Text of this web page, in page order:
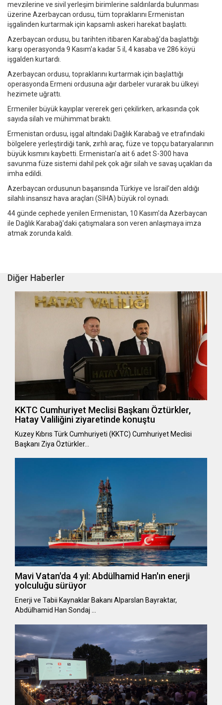
mevzilerine ve sivil yerleşim birimlerine saldırılarda bulunması
üzerine Azerbaycan ordusu, tüm topraklarını Ermenistan
işgalinden kurtarmak için kapsamlı askeri harekat başlattı.
Azerbaycan ordusu, bu tarihten itibaren Karabağ'da başlattığı
karşı operasyonda 9 Kasım'a kadar 5 il, 4 kasaba ve 286 köyü
işgalden kurtardı.
Azerbaycan ordusu, topraklarını kurtarmak için başlattığı
operasyonda Ermeni ordusuna ağır darbeler vurarak bu ülkeyi
hezimete uğrattı.
Ermeniler büyük kayıplar vererek geri çekilirken, arkasında çok
sayıda silah ve mühimmat bıraktı.
Ermenistan ordusu, işgal altındaki Dağlık Karabağ ve etrafındaki
bölgelere yerleştirdiği tank, zırhlı araç, füze ve topçu bataryalarının
büyük kısmını kaybetti. Ermenistan'a ait 6 adet S-300 hava
savunma füze sistemi dahil pek çok ağır silah ve savaş uçakları da
imha edildi.
Azerbaycan ordusunun başarısında Türkiye ve İsrail'den aldığı
silahlı insansız hava araçları (SİHA) büyük rol oynadı.
44 günde cephede yenilen Ermenistan, 10 Kasım'da Azerbaycan
ile Dağlık Karabağ'daki çatışmalara son veren anlaşmaya imza
atmak zorunda kaldı.
Diğer Haberler
KKTC Cumhuriyet Meclisi Başkanı Öztürkler,
Hatay Valiliğini ziyaretinde konuştu
Kuzey Kıbrıs Türk Cumhuriyeti (KKTC) Cumhuriyet Meclisi
Başkanı Ziya Öztürkler…
Mavi Vatan'da 4 yıl: Abdülhamid Han'ın enerji
yolculuğu sürüyor
Enerji ve Tabii Kaynaklar Bakanı Alparslan Bayraktar,
Abdülhamid Han Sondaj …